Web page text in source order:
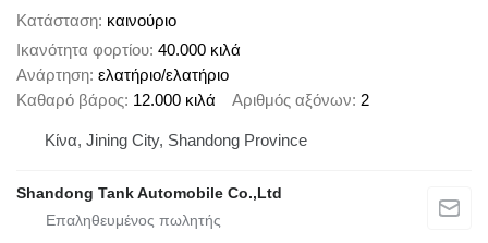
Κατάσταση καινούριο
Ικανότητα φορτίου 40.000 κιλά
Ανάρτηση ελατήριο/ελατήριο
Καθαρό βάρος 12.000 κιλά Αριθμός αξόνων 2
Κίνα, Jining City, Shandong Province
Shandong Tank Automobile Co.,Ltd